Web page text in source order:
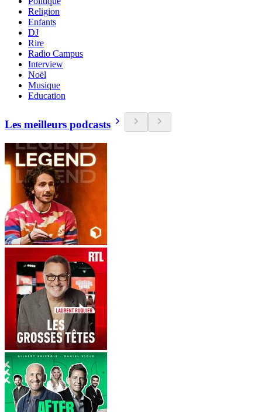
Religion
Enfants
DJ
Rire
Radio Campus
Interview
Noël
Musique
Education
Les meilleurs podcasts